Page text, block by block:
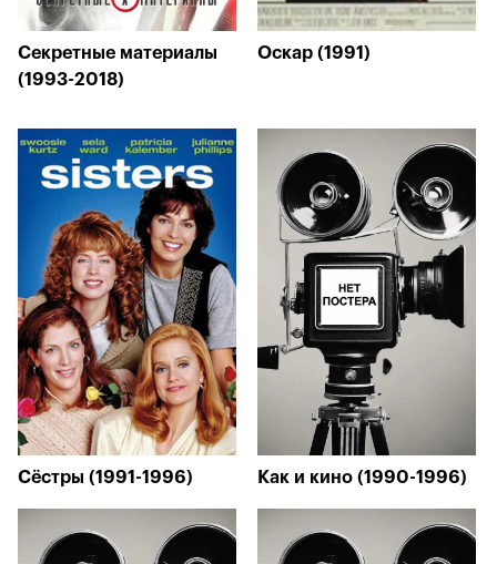
Секретные материалы
(1993-2018)
Оскар (1991)
Сёстры (1991-1996) Как и кино (1990-1996)